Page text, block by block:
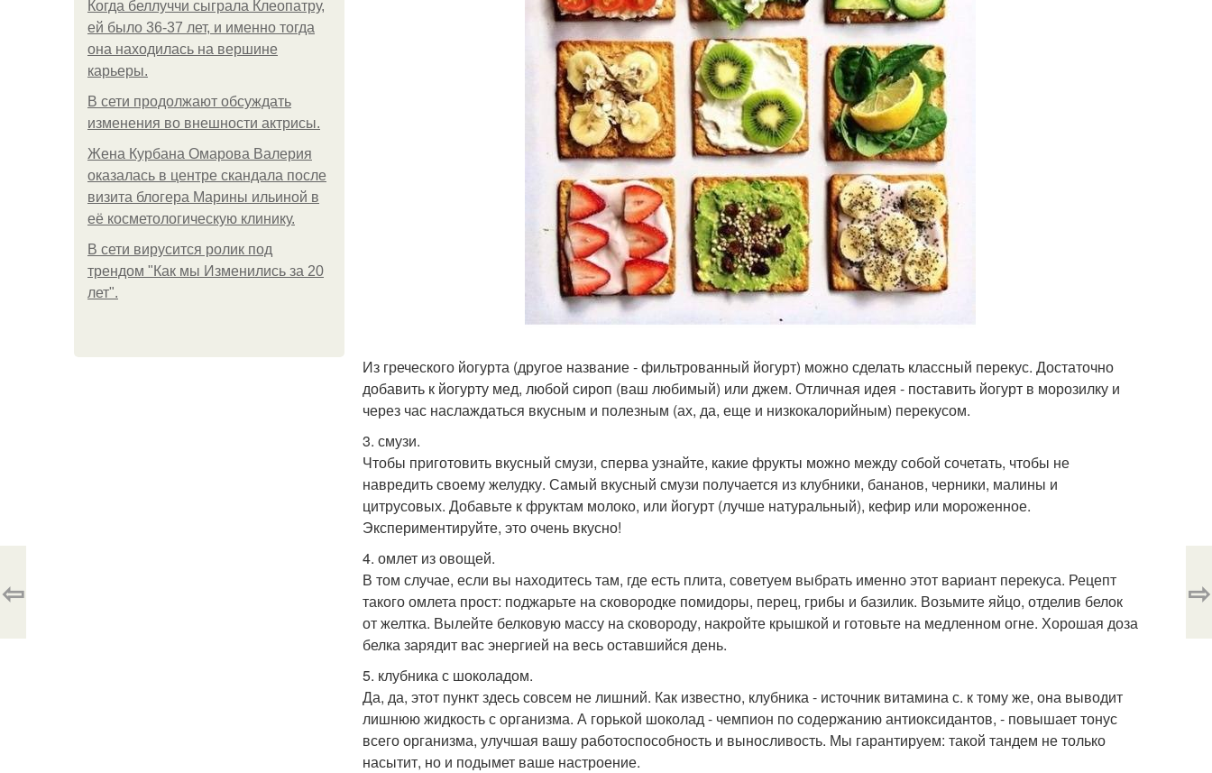
Когда беллуччи сыграла Клеопатру,
ей было 36-37 лет, и именно тогда
она находилась на вершине
карьеры.
В сети продолжают обсуждать
изменения во внешности актрисы.
Жена Курбана Омарова Валерия
оказалась в центре скандала после
визита блогера Марины ильиной в
её косметологическую клинику.
В сети вирусится ролик под
трендом "Как мы Изменились за 20
лет".
Из греческого йогурта (другое название - фильтрованный йогурт) можно сделать классный перекус. Достаточно
добавить к йогурту мед, любой сироп (ваш любимый) или джем. Отличная идея - поставить йогурт в морозилку и
через час наслаждаться вкусным и полезным (ах, да, еще и низкокалорийным) перекусом.
3. смузи.
Чтобы приготовить вкусный смузи, сперва узнайте, какие фрукты можно между собой сочетать, чтобы не
навредить своему желудку. Самый вкусный смузи получается из клубники, бананов, черники, малины и
цитрусовых. Добавьте к фруктам молоко, или йогурт (лучше натуральный), кефир или мороженное.
Экспериментируйте, это очень вкусно!
4. омлет из овощей.
В том случае, если вы находитесь там, где есть плита, советуем выбрать именно этот вариант перекуса. Рецепт
такого омлета прост: поджарьте на сковородке помидоры, перец, грибы и базилик. Возьмите яйцо, отделив белок
от желтка. Вылейте белковую массу на сковороду, накройте крышкой и готовьте на медленном огне. Хорошая доза
белка зарядит вас энергией на весь оставшийся день.
5. клубника с шоколадом.
Да, да, этот пункт здесь совсем не лишний. Как известно, клубника - источник витамина с. к тому же, она выводит
лишнюю жидкость с организма. А горькой шоколад - чемпион по содержанию антиоксидантов, - повышает тонус
всего организма, улучшая вашу работоспособность и выносливость. Мы гарантируем: такой тандем не только
насытит, но и подымет ваше настроение.
⇦ ⇨